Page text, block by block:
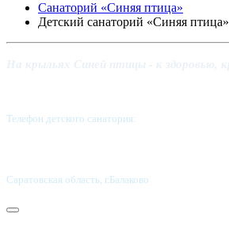
Санаторий «Синяя птица»
Детский санаторий «Синяя птица»
Телефон детского санатория:
Саратовская область, г.Балаково